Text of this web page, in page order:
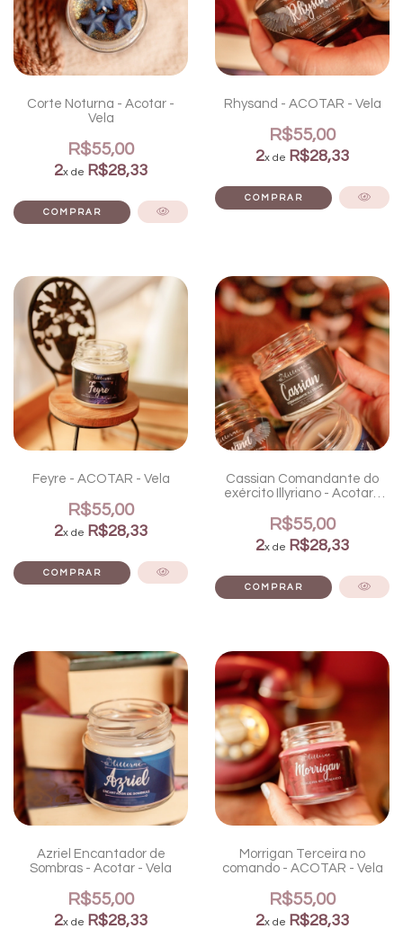
Corte Noturna - Acotar -
Vela
R$55,00
2x de R$28,33
Rhysand - ACOTAR - Vela
R$55,00
2x de R$28,33
Feyre - ACOTAR - Vela
R$55,00
2x de R$28,33
Cassian Comandante do
exército Illyriano - Acotar -
R$55,00
2x de R$28,33
Azriel Encantador de
Sombras - Acotar - Vela
R$55,00
2x de R$28,33
Morrigan Terceira no
comando - ACOTAR - Vela
R$55,00
2x de R$28,33